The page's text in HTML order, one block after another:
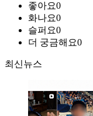
좋아요0
화나요0
슬퍼요0
더 궁금해요0
최신뉴스